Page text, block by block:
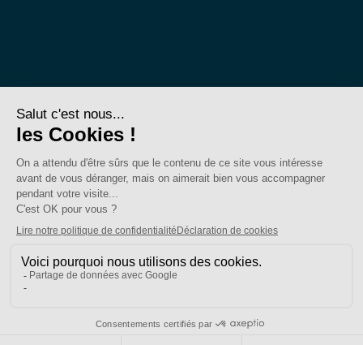
SE-Unsa est un syndicat de l’UNSA
Politique de confidentialité